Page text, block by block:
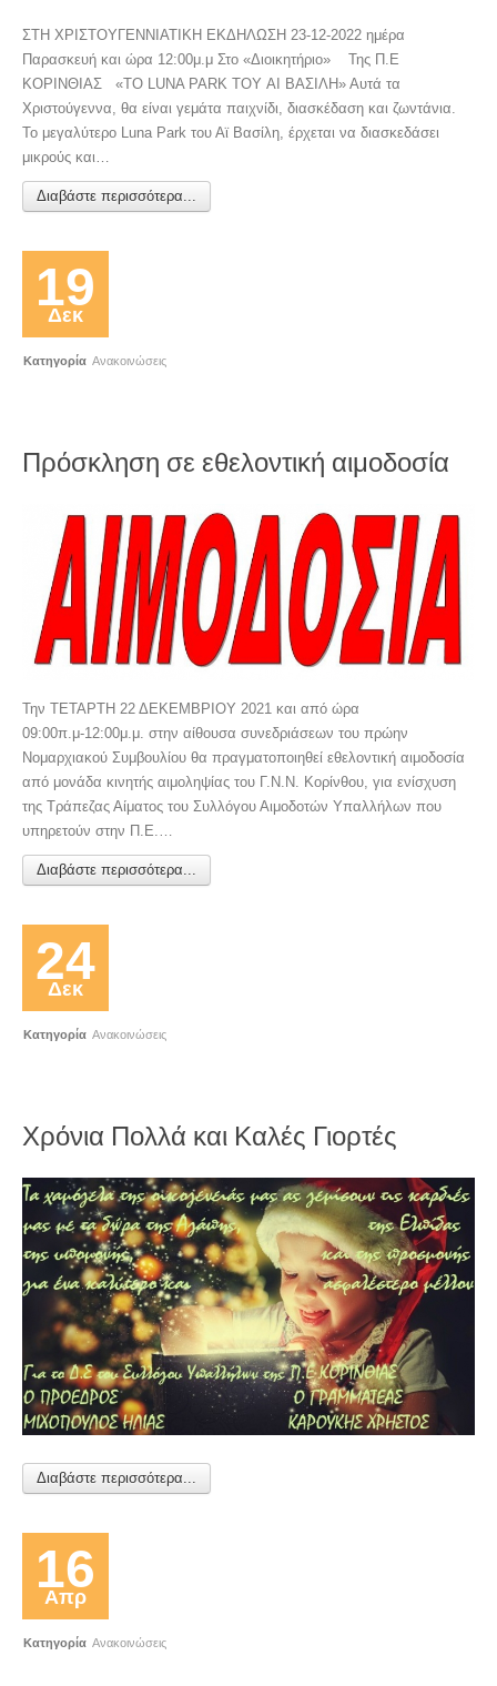
ΣΤΗ ΧΡΙΣΤΟΥΓΕΝΝΙΑΤΙΚΗ ΕΚΔΗΛΩΣΗ 23-12-2022 ημέρα
Παρασκευή και ώρα 12:00μ.μ Στο «Διοικητήριο» Της Π.Ε
ΚΟΡΙΝΘΙΑΣ «ΤΟ LUNA PARK ΤΟΥ ΑΙ ΒΑΣΙΛΗ» Αυτά τα
Χριστούγεννα, θα είναι γεμάτα παιχνίδι, διασκέδαση και ζωντάνια.
Το μεγαλύτερο Luna Park του Αϊ Βασίλη, έρχεται να διασκεδάσει
μικρούς και…
Διαβάστε περισσότερα...
19
Δεκ
Κατηγορία Ανακοινώσεις
Πρόσκληση σε εθελοντική αιμοδοσία
Την ΤΕΤΑΡΤΗ 22 ΔΕΚΕΜΒΡΙΟΥ 2021 και από ώρα
09:00π.μ-12:00μ.μ. στην αίθουσα συνεδριάσεων του πρώην
Νομαρχιακού Συμβουλίου θα πραγματοποιηθεί εθελοντική αιμοδοσία
από μονάδα κινητής αιμοληψίας του Γ.Ν.Ν. Κορίνθου, για ενίσχυση
της Τράπεζας Αίματος του Συλλόγου Αιμοδοτών Υπαλλήλων που
υπηρετούν στην Π.Ε.…
Διαβάστε περισσότερα...
24
Δεκ
Κατηγορία Ανακοινώσεις
Χρόνια Πολλά και Καλές Γιορτές
Διαβάστε περισσότερα...
16
Απρ
Κατηγορία Ανακοινώσεις